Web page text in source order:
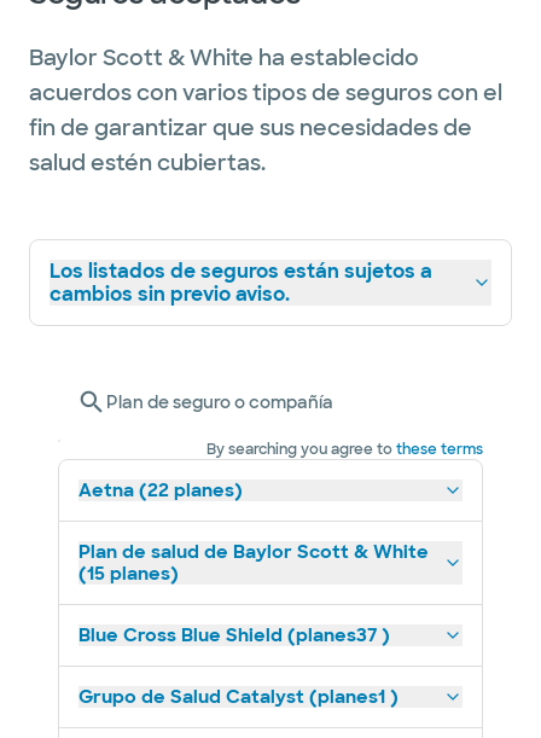
Baylor Scott & White ha establecido
acuerdos con varios tipos de seguros con el
fin de garantizar que sus necesidades de
salud estén cubiertas.
Los listados de seguros están sujetos a
cambios sin previo aviso.
Plan de seguro o compañía
By searching you agree tothese terms
Aetna (22 planes)
Plan de salud de Baylor Scott & White
(15 planes)
Blue Cross Blue Shield (planes37 )
Grupo de Salud Catalyst (planes1 )